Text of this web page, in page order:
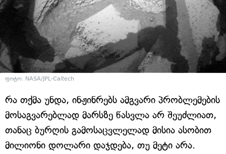
ფოტო: NASA/JPL-Caltech
რა თქმა უნდა, ინჟინრებს ამგვარი პრობლემების
მოსაგვარებლად მარსზე წასვლა არ შეუძლიათ,
თანაც ბურღის გამოსაცვლელად მისია ასობით
მილიონი დოლარი დაჯდება, თუ მეტი არა.